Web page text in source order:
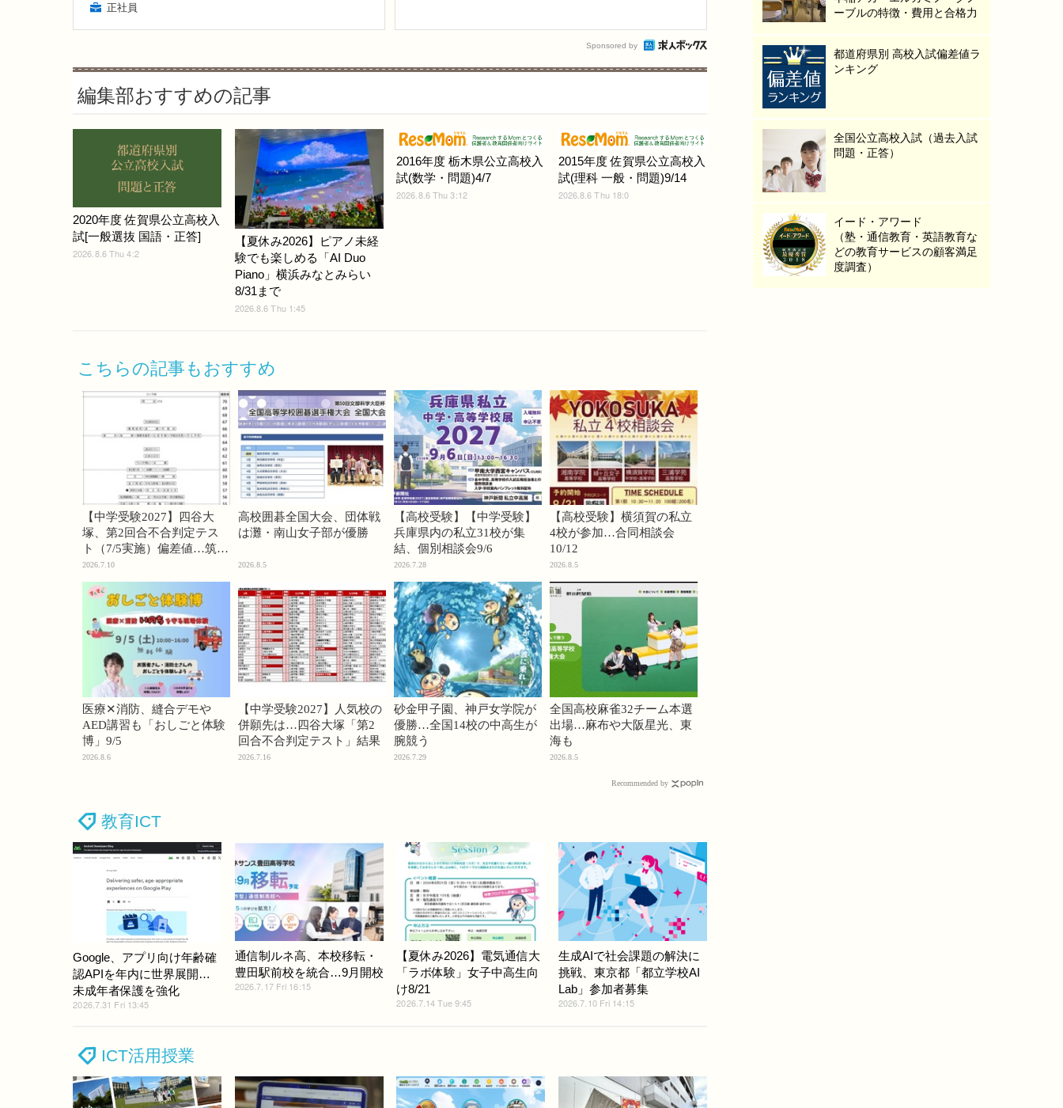
正社員
Sponsored by
編集部おすすめの記事
2020年度 佐賀県公立高校入
試[一般選抜 国語・正答]
2026.8.6 Thu 4:2
【夏休み2026】ピアノ未経
験でも楽しめる「AI Duo
Piano」横浜みなとみらい
8/31まで
2026.8.6 Thu 1:45
2016年度 栃木県公立高校入
試(数学・問題)4/7
2026.8.6 Thu 3:12
2015年度 佐賀県公立高校入
試(理科 一般・問題)9/14
2026.8.6 Thu 18:0
こちらの記事もおすすめ
【中学受験2027】四谷大
塚、第2回合不合判定テス
ト（7/5実施）偏差値…筑駒
74・桜蔭70＜PR＞
2026.7.10
高校囲碁全国大会、団体戦
は灘・南山女子部が優勝
2026.8.5
【高校受験】【中学受験】
兵庫県内の私立31校が集
結、個別相談会9/6
2026.7.28
【高校受験】横須賀の私立
4校が参加…合同相談会
10/12
2026.8.5
医療✕消防、縫合デモや
AED講習も「おしごと体験
博」9/5
2026.8.6
【中学受験2027】人気校の
併願先は…四谷大塚「第2
回合不合判定テスト」結果
2026.7.16
砂金甲子園、神戸女学院が
優勝…全国14校の中高生が
腕競う
2026.7.29
全国高校麻雀32チーム本選
出場…麻布や大阪星光、東
海も
2026.8.5
Recommended by
教育ICT
Google、アプリ向け年齢確
認APIを年内に世界展開…
未成年者保護を強化
2026.7.31 Fri 13:45
通信制ルネ高、本校移転・
豊田駅前校を統合…9月開校
2026.7.17 Fri 16:15
【夏休み2026】電気通信大
「ラボ体験」女子中高生向
け8/21
2026.7.14 Tue 9:45
生成AIで社会課題の解決に
挑戦、東京都「都立学校AI
Lab」参加者募集
2026.7.10 Fri 14:15
ICT活用授業
ーブルの特徴・費用と合格力
都道府県別 高校入試偏差値ラ
ンキング
全国公立高校入試（過去入試
問題・正答）
イード・アワード
（塾・通信教育・英語教育な
どの教育サービスの顧客満足
度調査）